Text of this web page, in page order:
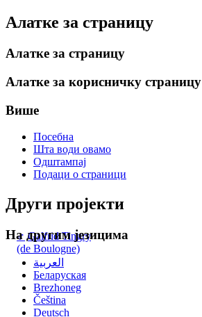
♂ Galfrid Tingry
(de Boulogne)
Алатке за страницу
Алатке за страницу
Алатке за корисничку страницу
Више
Посебна
Шта води овамо
Одштампај
Подаци о страници
Други пројекти
На другим језицима
العربية
Беларуская
Brezhoneg
Čeština
Deutsch